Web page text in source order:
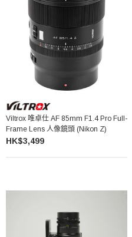
Viltrox 唯卓仕 AF 85mm F1.4 Pro Full-
Frame Lens 人像鏡頭 (Nikon Z)
HK$3,499